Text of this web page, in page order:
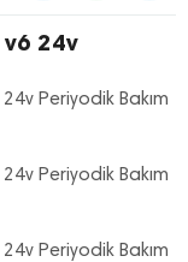
24v
Periyodik Bakım
Periyodik Bakım
Periyodik Bakım